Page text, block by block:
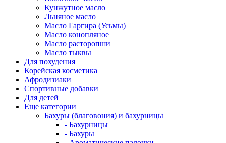
Кунжутное масло
Льняное масло
Масло Гаргира (Усьмы)
Масло конопляное
Масло расторопши
Масло тыквы
Для похудения
Корейская косметика
Афродизиаки
Спортивные добавки
Для детей
Еще категории
Бахуры (благовония) и бахурницы
- Бахурницы
- Бахуры